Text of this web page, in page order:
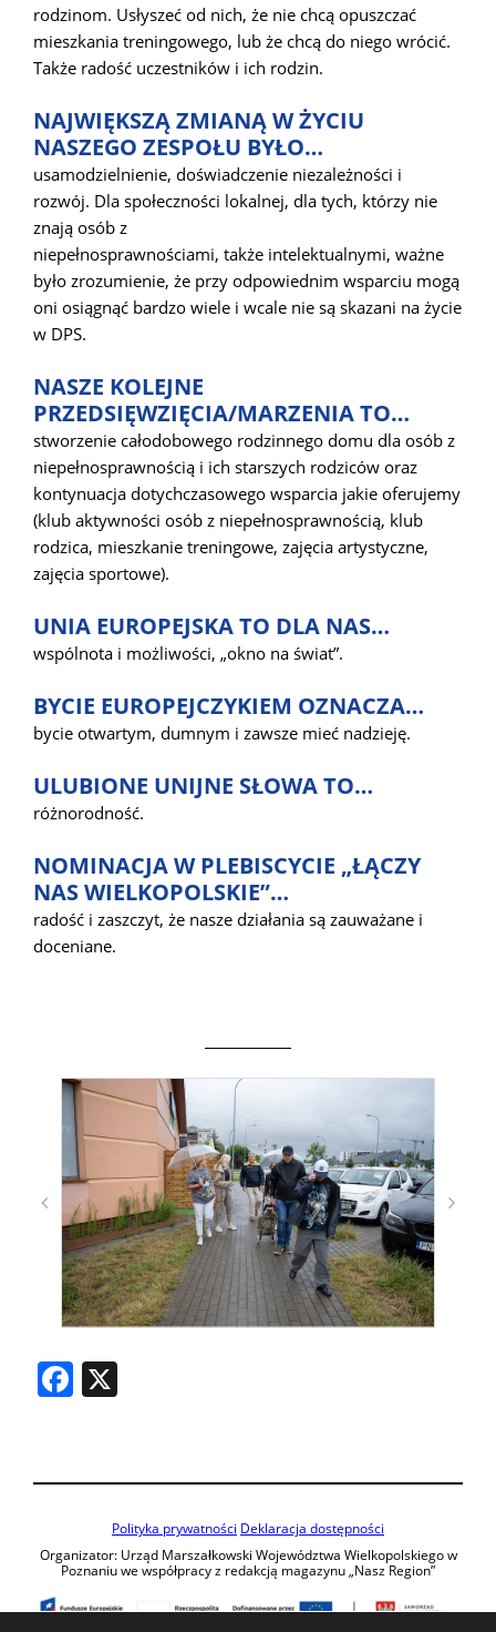
rodzinom. Usłyszeć od nich, że nie chcą opuszczać
mieszkania treningowego, lub że chcą do niego wrócić.
Także radość uczestników i ich rodzin.
NAJWIĘKSZĄ ZMIANĄ W ŻYCIU
NASZEGO ZESPOŁU BYŁO…
usamodzielnienie, doświadczenie niezależności i
rozwój. Dla społeczności lokalnej, dla tych, którzy nie
znają osób z
niepełnosprawnościami, także intelektualnymi, ważne
było zrozumienie, że przy odpowiednim wsparciu mogą
oni osiągnąć bardzo wiele i wcale nie są skazani na życie
w DPS.
NASZE KOLEJNE
PRZEDSIĘWZIĘCIA/MARZENIA TO…
stworzenie całodobowego rodzinnego domu dla osób z
niepełnosprawnością i ich starszych rodziców oraz
kontynuacja dotychczasowego wsparcia jakie oferujemy
(klub aktywności osób z niepełnosprawnością, klub
rodzica, mieszkanie treningowe, zajęcia artystyczne,
zajęcia sportowe).
UNIA EUROPEJSKA TO DLA NAS…
wspólnota i możliwości, „okno na świat”.
BYCIE EUROPEJCZYKIEM OZNACZA…
bycie otwartym, dumnym i zawsze mieć nadzieję.
ULUBIONE UNIJNE SŁOWA TO…
różnorodność.
NOMINACJA W PLEBISCYCIE „ŁĄCZY
NAS WIELKOPOLSKIE”…
radość i zaszczyt, że nasze działania są zauważane i
doceniane.
Facebook
Polityka prywatności Deklaracja dostępności
Organizator: Urząd Marszałkowski Województwa Wielkopolskiego w
Poznaniu we współpracy z redakcją magazynu „Nasz Region”